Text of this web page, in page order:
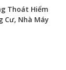
Thoát Hiểm
Cư, Nhà Máy